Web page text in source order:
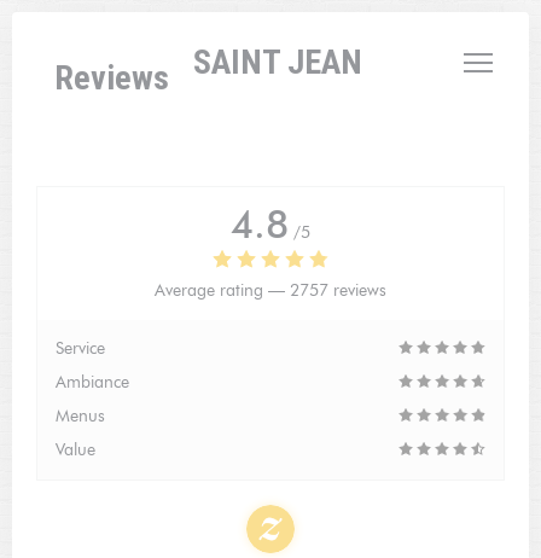
L'AUBERGE SAINT JEAN
Reviews
4.8 /5
Average rating — 2757 reviews
Service
Ambiance
Menus
Value